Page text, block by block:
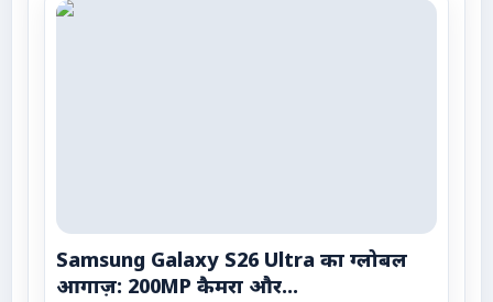
Samsung Galaxy S26 Ultra का ग्लोबल
आगाज़: 200MP कैमरा और...